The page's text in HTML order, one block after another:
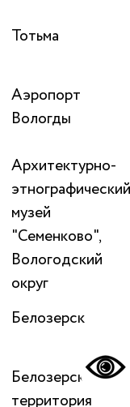
Тотьма
Аэропорт
Вологды
Архитектурно-
этнографический
музей
"Семенково",
Вологодский
округ
Белозерск
Белозерск,
территория